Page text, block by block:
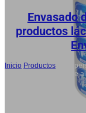
Envasado
productos
Inicio Productos
Taza
desechables resistente